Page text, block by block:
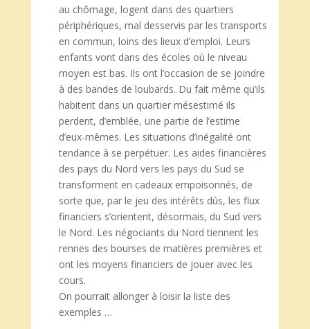
au chômage, logent dans des quartiers
périphériques, mal desservis par les transports
en commun, loins des lieux d’emploi. Leurs
enfants vont dans des écoles où le niveau
moyen est bas. Ils ont l’occasion de se joindre
à des bandes de loubards. Du fait même qu’ils
habitent dans un quartier mésestimé ils
perdent, d’emblée, une partie de l’estime
d’eux-mêmes. Les situations d’inégalité ont
tendance à se perpétuer. Les aides financières
des pays du Nord vers les pays du Sud se
transforment en cadeaux empoisonnés, de
sorte que, par le jeu des intérêts dûs, les flux
financiers s’orientent, désormais, du Sud vers
le Nord. Les négociants du Nord tiennent les
rennes des bourses de matières premières et
ont les moyens financiers de jouer avec les
cours.
On pourrait allonger à loisir la liste des
exemples …